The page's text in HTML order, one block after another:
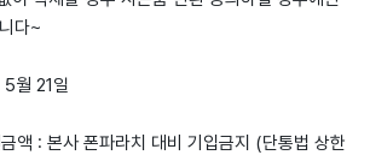
다~
월 21일
액 : 본사 폰파라치 대비 기입금지 (단통법 상한